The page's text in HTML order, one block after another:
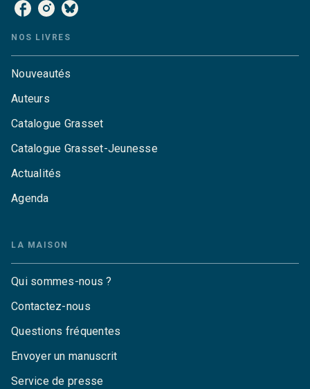
NOS LIVRES
Nouveautés
Auteurs
Catalogue Grasset
Catalogue Grasset-Jeunesse
Actualités
Agenda
LA MAISON
Qui sommes-nous ?
Contactez-nous
Questions fréquentes
Envoyer un manuscrit
Service de presse